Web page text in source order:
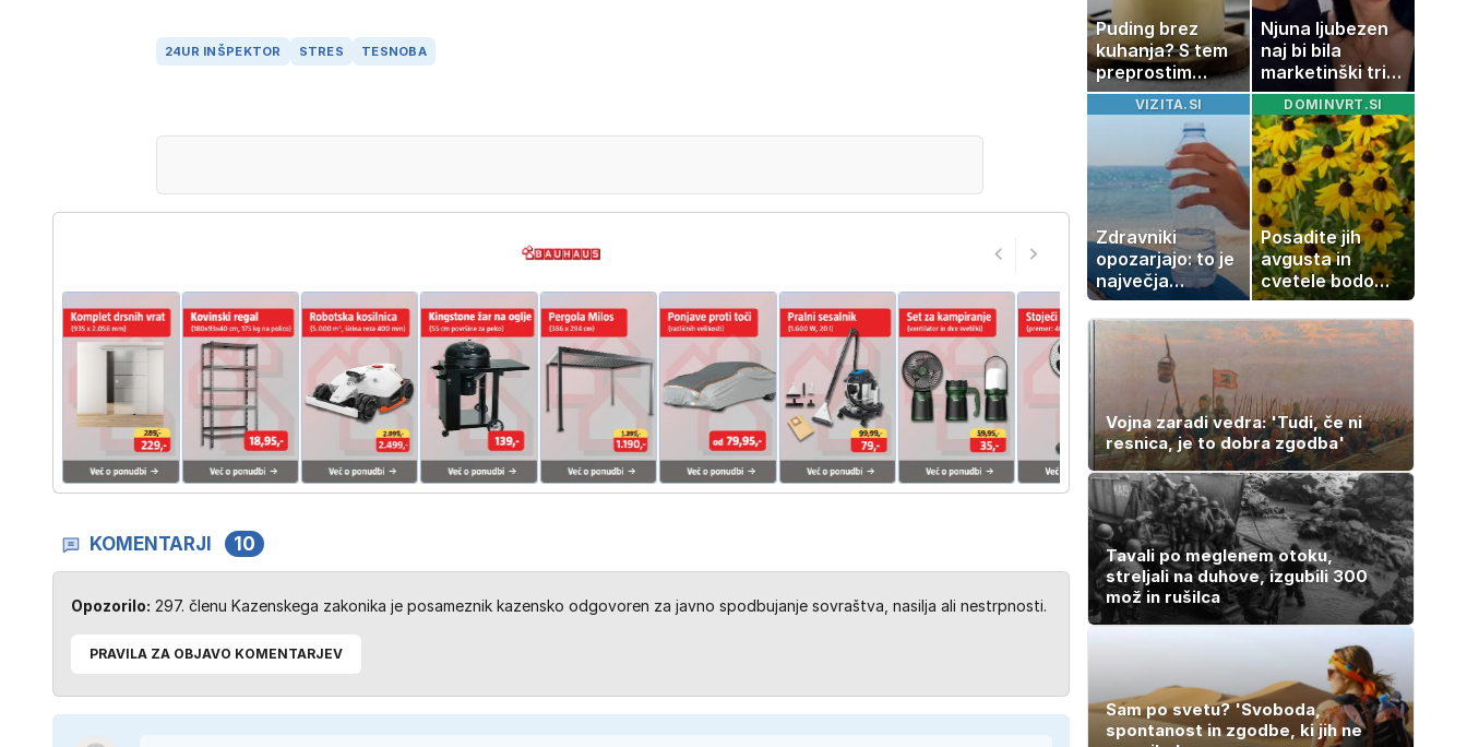
24UR INŠPEKTOR STRES TESNOBA
KOMENTARJI 10
Opozorilo: 297. členu Kazenskega zakonika je posameznik kazensko odgovoren za javno spodbujanje sovraštva, nasilja ali nestrpnosti.
PRAVILA ZA OBJAVO KOMENTARJEV
Puding brez
kuhanja? S tem
preprostim
trikom bo
pripravljen v
nekaj minutah
Njuna ljubezen
naj bi bila
marketinški trik,
tako se odzivata
na govorice
VIZITA.SI
Zdravniki
opozarjajo: to je
največja
napaka, ki jo
ljudje delajo med
vročino
DOMINVRT.SI
Posadite jih
avgusta in
cvetele bodo
vse do zime
Vojna zaradi vedra: 'Tudi, če ni
resnica, je to dobra zgodba'
Tavali po meglenem otoku,
streljali na duhove, izgubili 300
mož in rušilca
Sam po svetu? 'Svoboda,
spontanost in zgodbe, ki jih ne